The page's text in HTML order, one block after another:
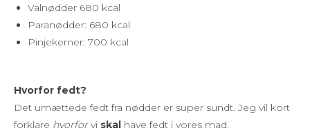
Valnødder 680 kcal
Paranødder: 680 kcal
Pinjekerner: 700 kcal
Hvorfor fedt?
Det umættede fedt fra nødder er super sundt. Jeg vil kort
forklare hvorforvi skal have fedt i vores mad.